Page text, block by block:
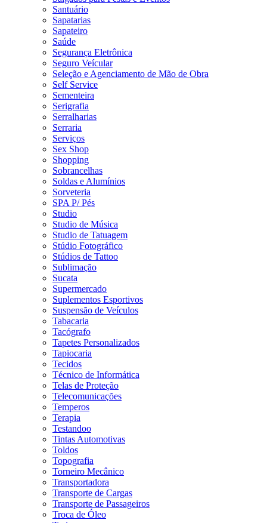
Santuário
Sapatarias
Sapateiro
Saúde
Segurança Eletrônica
Seguro Veícular
Seleção e Agenciamento de Mão de Obra
Self Service
Sementeira
Serigrafia
Serralharias
Serraria
Serviços
Sex Shop
Shopping
Sobrancelhas
Soldas e Alumínios
Sorveteria
SPA P/ Pés
Studio
Studio de Música
Studio de Tatuagem
Stúdio Fotográfico
Stúdios de Tattoo
Sublimação
Sucata
Supermercado
Suplementos Esportivos
Suspensão de Veículos
Tabacaria
Tacógrafo
Tapetes Personalizados
Tapiocaria
Tecidos
Técnico de Informática
Telas de Proteção
Telecomunicações
Temperos
Terapia
Testandoo
Tintas Automotivas
Toldos
Topografia
Torneiro Mecânico
Transportadora
Transporte de Cargas
Transporte de Passageiros
Troca de Óleo